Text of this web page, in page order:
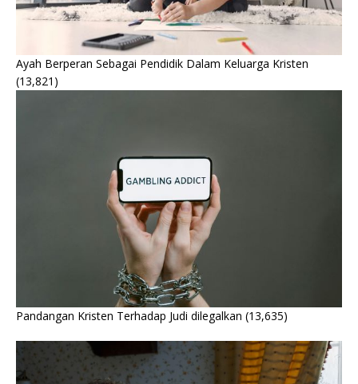
Ayah Berperan Sebagai Pendidik Dalam Keluarga Kristen
(13,821)
Pandangan Kristen Terhadap Judi dilegalkan (13,635)